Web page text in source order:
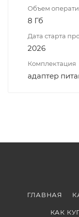
Объем
8 Гб
Дата старта
2026
Комплектация
адаптер
ГЛАВНАЯ
КАК